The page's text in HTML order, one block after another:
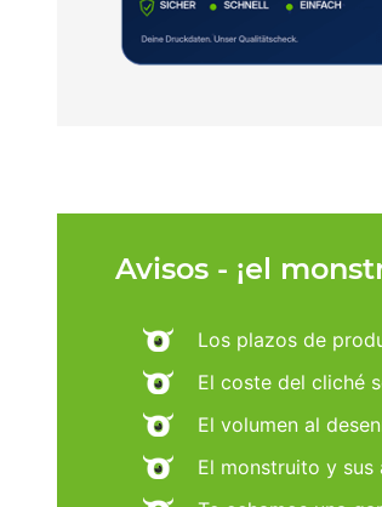
Avisos - ¡el
Los plazos de
El coste del cliché
El volumen al
El monstruito y sus